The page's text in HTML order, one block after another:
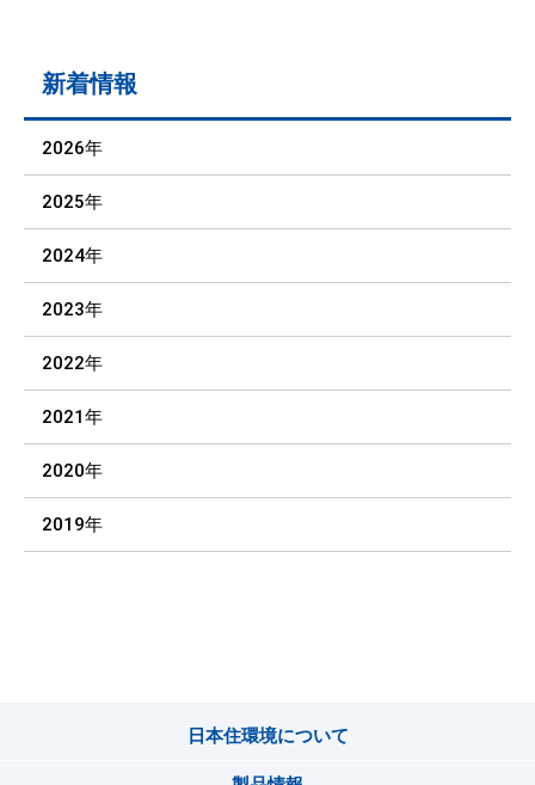
新着情報
2026年
2025年
2024年
2023年
2022年
2021年
2020年
2019年
日本住環境について